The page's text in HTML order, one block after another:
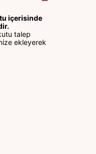
içerisinde
talep
ekleyerek